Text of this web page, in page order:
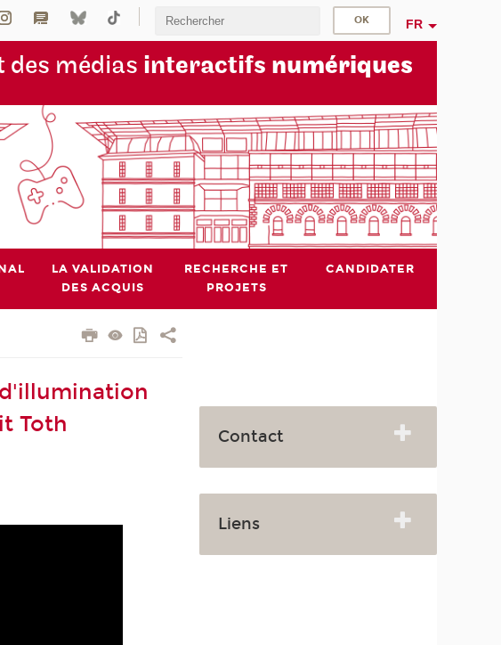
FR
des médias interactifs numériques
LA VALIDATION
DES ACQUIS
RECHERCHE ET
PROJETS
CANDIDATER
Toth
Contact
Liens